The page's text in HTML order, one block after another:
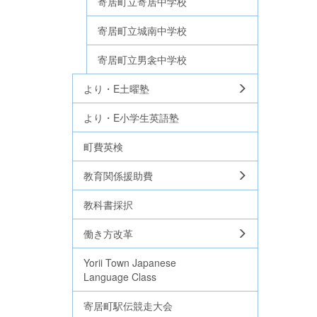
寄居町立城南中学校
寄居町立男衾中学校
より・E土曜塾
より・E小学生英語塾
町費英検
教育関係援助費
教科書採択
働き方改革
Yorii Town Japanese
Language Class
寄居町駅伝競走大会